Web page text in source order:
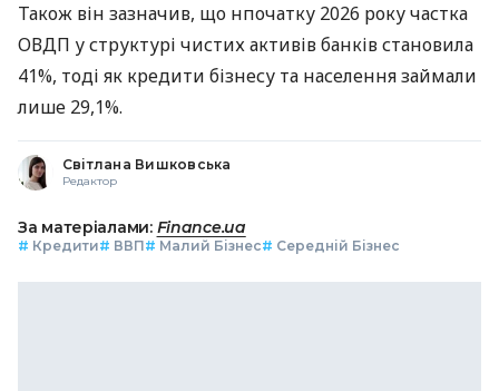
Також він зазначив, що нпочатку 2026 року частка
ОВДП у структурі чистих активів банків становила
41%, тоді як кредити бізнесу та населення займали
лише 29,1%.
Світлана Вишковська
Редактор
За матеріалами: Finance.ua
# Кредити# ВВП# Малий Бізнес# Середній Бізнес